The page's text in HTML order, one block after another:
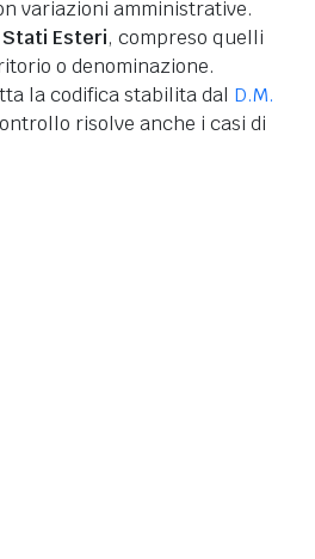
variazioni amministrative.
Stati Esteri, compreso quelli
o denominazione.
la codifica stabilita dal D.M.
risolve anche i casi di